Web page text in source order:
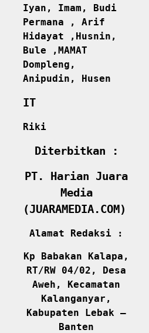
Iyan, Imam, Budi
Permana , Arif
Hidayat ,Husnin,
Bule ,MAMAT
Dompleng,
Anipudin, Husen
IT
Riki
Diterbitkan :
PT. Harian Juara
Media
(JUARAMEDIA.COM)
Alamat Redaksi :
Kp Babakan Kalapa,
RT/RW 04/02, Desa
Aweh, Kecamatan
Kalanganyar,
Kabupaten Lebak –
Banten